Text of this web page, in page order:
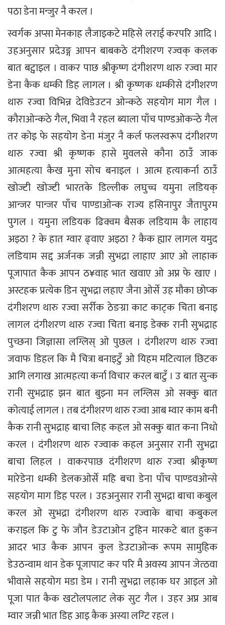
पठा डेना मन्जुर नै करल ।
स्वर्गक अप्सा मेनकाह लैजाइकटे महिसे लराई करपरि आदि ।
उहअनुसार प्रदेउङ्ग आपन बाबकठे दंगीशरण रज्वक् कलक
बात बट्वाइल । वाकर पाछ श्रीकृष्ण दंगीशरण थारु रज्वा मार
डेना कैक धम्की डिह लागल । श्री कृष्णक धम्कीसे दंगीशरण
थारु रज्वा विभिन्न देविडेउटन ओन्कठे सहयोग माग गैल ।
कौराओन्कठे गैल, भिवा नै रहल ब्याला पाँच पाण्डओकन्ठे गैल
तर कोइ फे सहयोग डेना मंजुर नै कर्ल फलस्वरूप दंगीशरण
थारु रज्वा श्री कृष्णक हासे मुवलसे कौना ठाउँ जाक
आत्महत्या कैख मुना सोच बनाइल । आत्म हत्याकर्ना ठाउँ
खोज्टी खोज्टी भारतके डिल्लीक लघुच्च यमुना लडियक्
आन्जर पान्जर पाँच पाण्डाओन्क राज्य हसिनापुर जैतापुरम
पुगल । यमुना लडियक ढिक्वम बैसक लडियाम कै लाहाय
अइठा ? के हात ग्वार ढ्वाए अइठा ? कैक ह्यार लागल यमुद
लडियाम सद्द अर्जनक जन्नी सुभद्रा लाहाए आए ओ लाहाक
पूजापात कैक आपन ठ¥वाह भात खवाए ओ अप्न फे खाए ।
अस्टहक प्रत्येक डिन सुभद्रा लहाए जैना ओर्से उह मौका छोप्क
दंगीशरण थारु रज्वा सर्रीक ठेङग्रा काट काट्क चिता बनाइ
लागल दंगीशरण थारु रज्वा चिता बनाइ डेक्क रानी सुभद्राह
पुच्छना जिज्ञासा लग्लिस् ओ पुछल । दंगीशरण थारु रज्वा
जवाफ डिहल कि मै चित्रा बनाइटुँ ओ यिहम मटित्याल छिटक
आगि लगाख आत्महत्या कर्ना विचार करल बाटुँ । उ बात सुन्क
रानी सुभद्राह झन बात बुझ्ना मन लग्लिस ओ सक्कु बात
कोत्याई लागल । तब दंगीशरण थारु रज्वा आब म्वार काम बनी
कैक रानी सुभद्राह बाचा लिह कहल ओ सक्कु बात कना निधो
करल । दंगीशरण थारु रज्वाक कहल अनुसार रानी सुभद्रा
बाचा लिहल । वाकरपाछ दंगीशरण थारु रज्वा श्रीकृष्ण
मारेडेना धम्की डेलकओर्से महि बचा डेना पाँच पाण्डवओन्से
सहयोग माग डिह परल । उहअनुसार रानी सुभद्रा बाचा कबुल
करल ओ सुभद्रा दंगीशरण थारु रज्वाके बाचा कबुकल
कराइल कि टु फे जौन डेउटाओन टुहिन मारकटे बात हुकन
आदर भाउ कैक आपन कुल डेउटाओन्क रूपम सामुहिक
डेउठन्वाम थान डेक पूजापाट कर परि मै अवस्य आपन जेत्ठवा
भीवासे सहयोग मडा डेम । रानी सुभद्रा लहाक घर आइल ओ
पूजा पात कैक खटोलपलाट लेक सुट गैल । उहर अप्न आब
म्वार जन्नी भात डिह आइ कैक अस्या लग्टि रहल ।